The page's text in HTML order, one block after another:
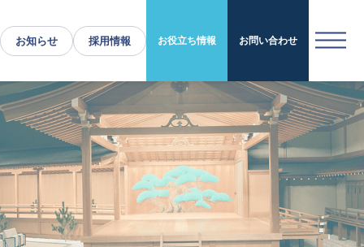
お知らせ 採用情報 お役立ち情報 お問い合わせ
運営施設・実績紹介
運営施設
お役立ち情報